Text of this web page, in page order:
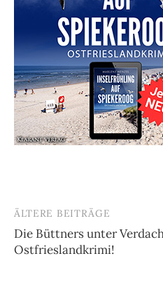
Beitragsnavigation
ÄLTERE BEITRÄGE
Die Büttners unter
Ostfrieslandkrimi!